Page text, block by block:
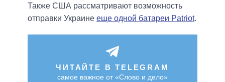
Также США рассматривают возможность
отправки Украине еще одной батареи Patriot.
ЧИТАЙТЕ В TELEGRAM
самое важное от «Слово и дело»